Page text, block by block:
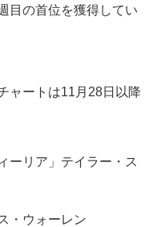
目の首位を獲得してい
ャートは11月28日以降
ーリア」テイラー・ス
・ウォーレン